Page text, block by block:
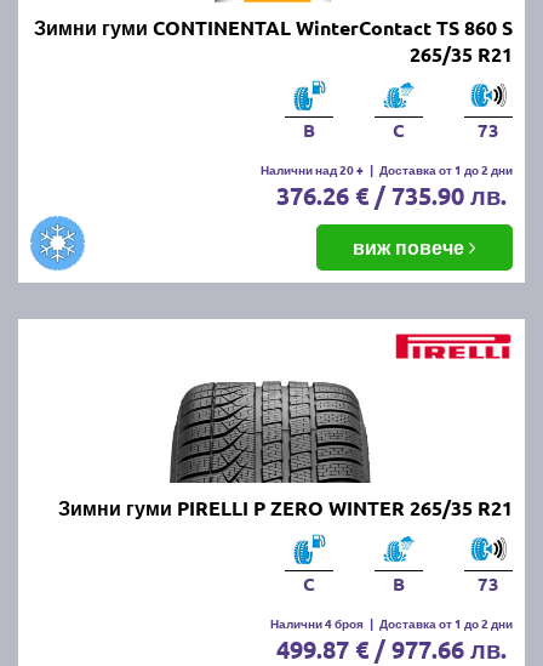
Зимни гуми CONTINENTAL WinterContact TS 860 S
265/35 R21
B C 73
Налични над 20 + | Доставка от 1 до 2 дни
376.26 € / 735.90 лв.
виж повече
Зимни гуми PIRELLI P ZERO WINTER 265/35 R21
C B 73
Налични 4 броя | Доставка от 1 до 2 дни
499.87 € / 977.66 лв.